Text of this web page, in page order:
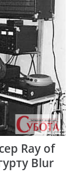
Ray of
Blur